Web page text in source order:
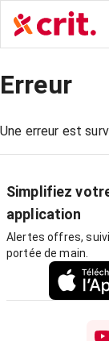
Erreur
Une erreur est
Simplifiez
application
Alertes offres,
portée de main.